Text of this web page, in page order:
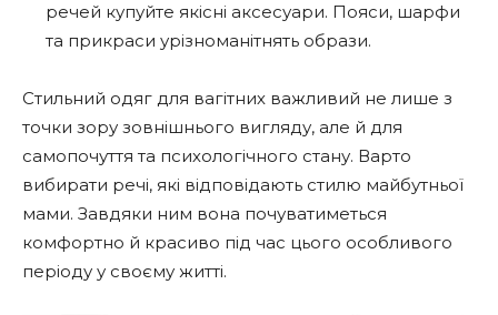
речей купуйте якісні аксесуари. Пояси, шарфи
та прикраси урізноманітнять образи.
Стильний одяг для вагітних важливий не лише з
точки зору зовнішнього вигляду, але й для
самопочуття та психологічного стану. Варто
вибирати речі, які відповідають стилю майбутньої
мами. Завдяки ним вона почуватиметься
комфортно й красиво під час цього особливого
періоду у своєму житті.